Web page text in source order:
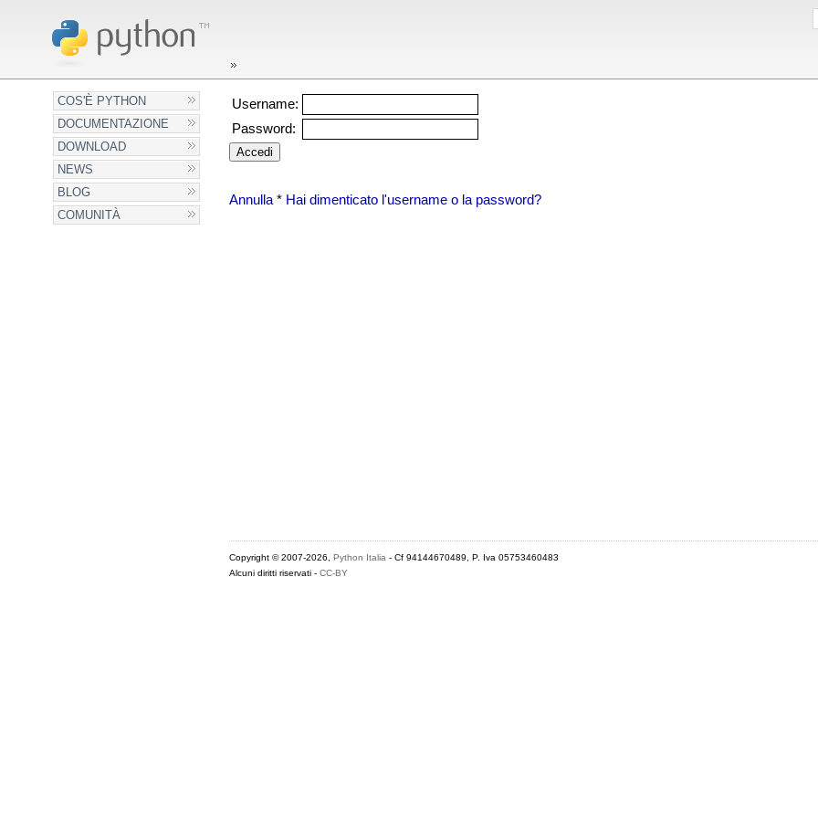
COS'È PYTHON
DOCUMENTAZIONE
DOWNLOAD
NEWS
BLOG
COMUNITÀ
Username:
Password:
Annulla* Hai dimenticato l'username o la password?
Copyright © 2007-2026, Python Italia - Cf 94144670489, P. Iva 05753460483
Alcuni diritti riservati - CC-BY